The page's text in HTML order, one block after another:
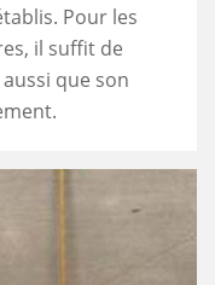
Pour les
il suffit de
que son